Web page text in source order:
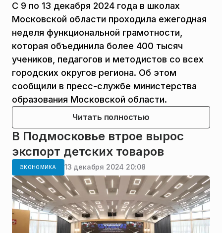
С 9 по 13 декабря 2024 года в школах
Московской области проходила ежегодная
неделя функциональной грамотности,
которая объединила более 400 тысяч
учеников, педагогов и методистов со всех
городских округов региона. Об этом
сообщили в пресс-службе министерства
образования Московской области.
Читать полностью
В Подмосковье втрое вырос
экспорт детских товаров
ЭКОНОМИКА 13 декабря 2024 20:08